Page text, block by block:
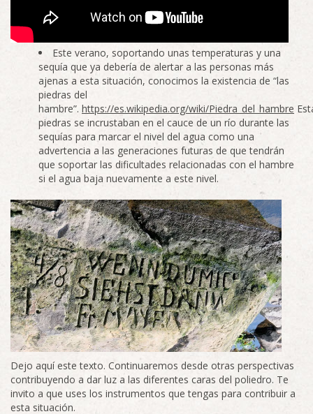
Este verano, soportando unas temperaturas y una
sequía que ya debería de alertar a las personas más
ajenas a esta situación, conocimos la existencia de “las
piedras del
hambre”. https://es.wikipedia.org/wiki/Piedra_del_hambre
piedras se incrustaban en el cauce de un río durante las
sequías para marcar el nivel del agua como una
advertencia a las generaciones futuras de que tendrán
que soportar las dificultades relacionadas con el hambre
si el agua baja nuevamente a este nivel.
Dejo aquí este texto. Continuaremos desde otras perspectivas
contribuyendo a dar luz a las diferentes caras del poliedro. Te
invito a que uses los instrumentos que tengas para contribuir a
esta situación.